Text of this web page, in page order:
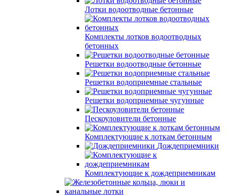
Лотки водоотводные бетонные
Комплекты лотков водоотводных
бетонных
Решетки водоотводные бетонные
Решетки водоприемные стальные
Решетки водоприемные чугунные
Пескоуловители бетонные
Комплектующие к лоткам бетонным
Дождеприемники
Комплектующие к дождеприемникам